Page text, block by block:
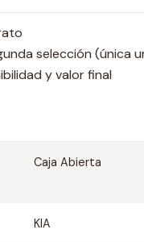
selección (única
y valor final
Caja Abierta
KIA